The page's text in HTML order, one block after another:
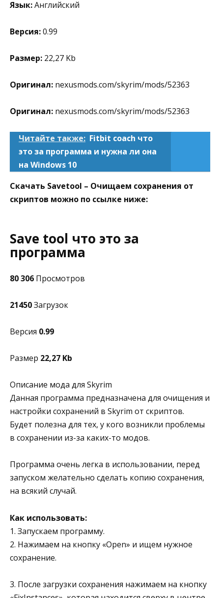
Язык:Английский
Версия:0.99
Размер: 22,27 Kb
Оригинал: nexusmods.com/skyrim/mods/52363
Оригинал: nexusmods.com/skyrim/mods/52363
Читайте также: Fitbit coach что
это за программа и нужна ли она
на Windows 10
Скачать Savetool – Очищаем сохранения от
скриптов можно по ссылке ниже:
Save tool что это за
программа
80 306 Просмотров
21450Загрузок
Версия 0.99
Размер 22,27 Kb
Описание мода для Skyrim
Данная программа предназначена для очищения и
настройки сохранений в Skyrim от скриптов.
Будет полезна для тех, у кого возникли проблемы
в сохранении из-за каких-то модов.
Программа очень легка в использовании, перед
запуском желательно сделать копию сохранения,
на всякий случай.
Как использовать:
1. Запускаем программу.
2. Нажимаем на кнопку «Open» и ищем нужное
сохранение.
3. После загрузки сохранения нажимаем на кнопку